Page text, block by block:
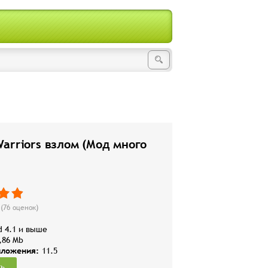
взлом (Мод много
76оценок)
4.1 и выше
Mb
11.5